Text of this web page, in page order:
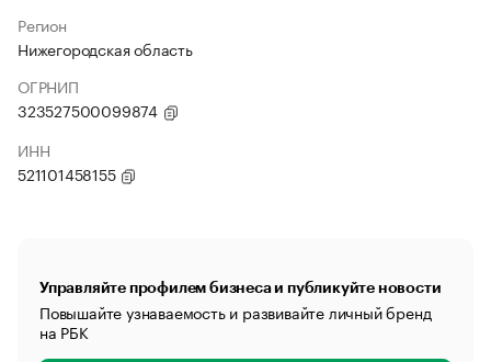
Регион
Нижегородская область
ОГРНИП
323527500099874
ИНН
521101458155
Управляйте профилем бизнеса и публикуйте новости
Повышайте узнаваемость и развивайте личный бренд
на РБК